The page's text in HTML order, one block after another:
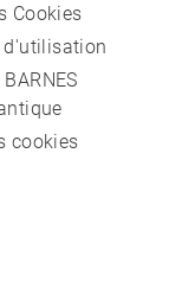
Cookies
d'utilisation
cookies